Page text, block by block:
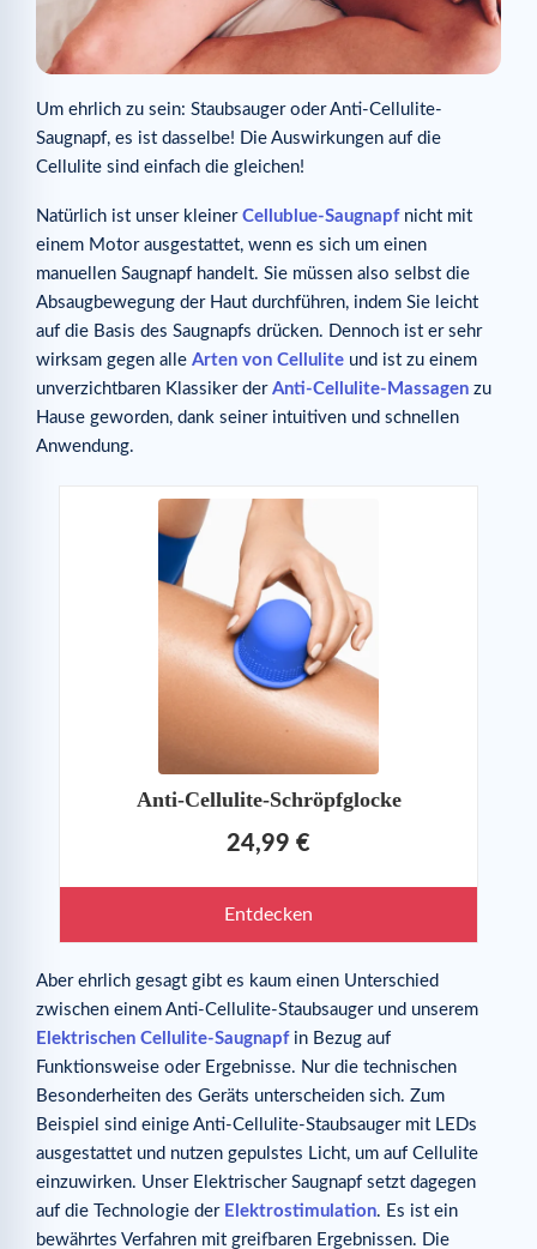
Um ehrlich zu sein: Staubsauger oder Anti-Cellulite-
Saugnapf, es ist dasselbe! Die Auswirkungen auf die
Cellulite sind einfach die gleichen!
Natürlich ist unser kleiner Cellublue-Saugnapfnicht mit
einem Motor ausgestattet, wenn es sich um einen
manuellen Saugnapf handelt. Sie müssen also selbst die
Absaugbewegung der Haut durchführen, indem Sie leicht
auf die Basis des Saugnapfs drücken. Dennoch ist er sehr
wirksam gegen alle Arten von Cellulite und ist zu einem
unverzichtbaren Klassiker der Anti-Cellulite-Massagen zu
Hause geworden, dank seiner intuitiven und schnellen
Anwendung.
Anti-Cellulite-Schröpfglocke
24,99 €
Entdecken
Aber ehrlich gesagt gibt es kaum einen Unterschied
zwischen einem Anti-Cellulite-Staubsauger und unserem
Elektrischen Cellulite-Saugnapfin Bezug auf
Funktionsweise oder Ergebnisse. Nur die technischen
Besonderheiten des Geräts unterscheiden sich. Zum
Beispiel sind einige Anti-Cellulite-Staubsauger mit LEDs
ausgestattet und nutzen gepulstes Licht, um auf Cellulite
einzuwirken. Unser Elektrischer Saugnapf setzt dagegen
auf die Technologie der Elektrostimulation. Es ist ein
bewährtes Verfahren mit greifbaren Ergebnissen. Die